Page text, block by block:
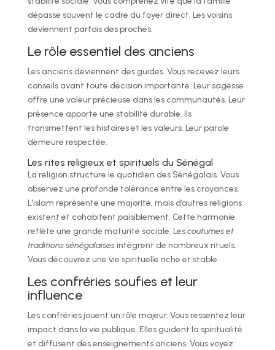
dépasse souvent le cadre du foyer direct. Les voisins
deviennent parfois des proches.
Le rôle essentiel des anciens
Les anciens deviennent des guides. Vous recevez leurs
conseils avant toute décision importante. Leur sagesse
offre une valeur précieuse dans les communautés. Leur
présence apporte une stabilité durable. Ils
transmettent les histoires et les valeurs. Leur parole
demeure respectée.
Les rites religieux et spirituels du Sénégal
La religion structure le quotidien des Sénégalais. Vous
observez une profonde tolérance entre les croyances.
L’islam représente une majorité, mais d’autres religions
existent et cohabitent paisiblement. Cette harmonie
reflète une grande maturité sociale. Lescoutumes et
traditions sénégalaisesintègrent de nombreux rituels.
Vous découvrez une vie spirituelle riche et stable.
Les confréries soufies et leur
influence
Les confréries jouent un rôle majeur. Vous ressentez leur
impact dans la vie publique. Elles guident la spiritualité
et diffusent des enseignements anciens. Vous voyez